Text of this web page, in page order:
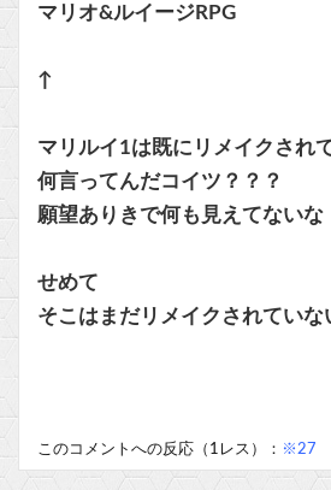
マリオ&ルイージRPG
↑
マリルイ1は既にリメイクされ
何言ってんだコイツ？？？
願望ありきで何も見えてないな
せめて
そこはまだリメイクされていな
このコメントへの反応（1レス）： ※27